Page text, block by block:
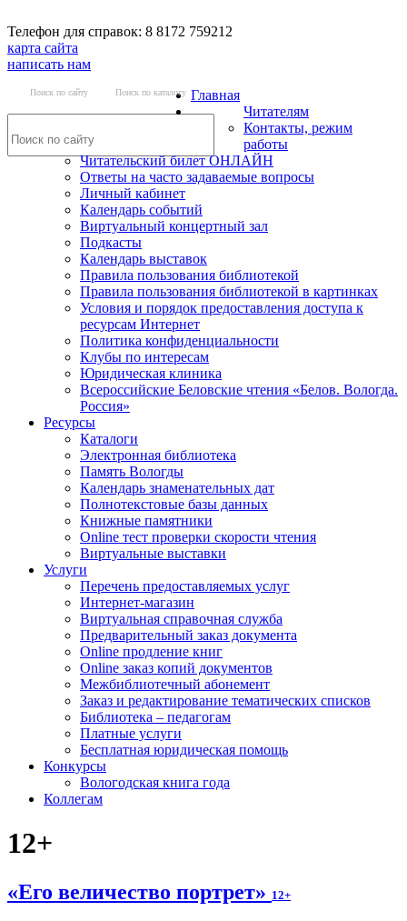
Телефон для справок: 8 8172 759212
карта сайта
написать нам
Поиск по сайту Поиск по каталогу Главная
Читателям
Контакты, режим
работы
Читательский билет ОНЛАЙН
Ответы на часто задаваемые вопросы
Личный кабинет
Календарь событий
Виртуальный концертный зал
Подкасты
Календарь выставок
Правила пользования библиотекой
Правила пользования библиотекой в картинках
Условия и порядок предоставления доступа к
ресурсам Интернет
Политика конфиденциальности
Клубы по интересам
Юридическая клиника
Всероссийские Беловские чтения «Белов. Вологда.
Россия»
Ресурсы
Каталоги
Электронная библиотека
Память Вологды
Календарь знаменательных дат
Полнотекстовые базы данных
Книжные памятники
Online тест проверки скорости чтения
Виртуальные выставки
Услуги
Перечень предоставляемых услуг
Интернет-магазин
Виртуальная справочная служба
Предварительный заказ документа
Online продление книг
Online заказ копий документов
Межбиблиотечный абонемент
Заказ и редактирование тематических списков
Библиотека – педагогам
Платные услуги
Бесплатная юридическая помощь
Конкурсы
Вологодская книга года
Коллегам
12+
«Его величество портрет» 12+